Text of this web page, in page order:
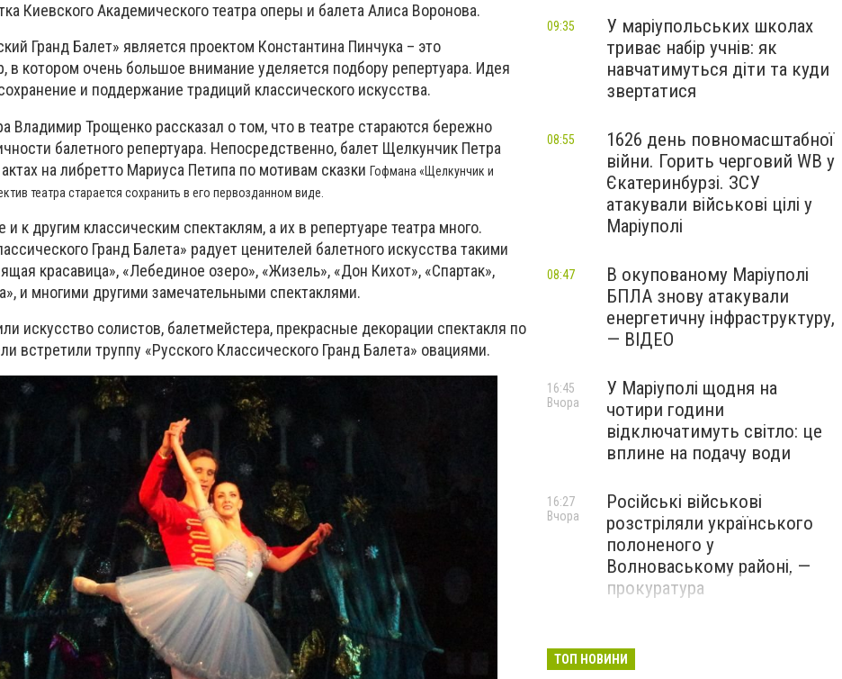
Киевского Академического театра оперы и балета Алиса Воронова.
Гранд Балет» является проектом Константина Пинчука – это
в котором очень большое внимание уделяется подбору репертуара. Идея
и поддержание традиций классического искусства.
Владимир Трощенко рассказал о том, что в театре стараются бережно
балетного репертуара. Непосредственно, балет Щелкунчик Петра
на либретто Мариуса Петипа по мотивам сказки Гофмана «Щелкунчик и
театра старается сохранить в его первозданном виде.
к другим классическим спектаклям, а их в репертуаре театра много.
Гранд Балета» радует ценителей балетного искусства такими
красавица», «Лебединое озеро», «Жизель», «Дон Кихот», «Спартак»,
и многими другими замечательными спектаклями.
искусство солистов, балетмейстера, прекрасные декорации спектакля по
встретили труппу «Русского Классического Гранд Балета» овациями.
У маріупольських школах
триває набір учнів: як
навчатимуться діти та куди
звертатися
09:35
1626 день повномасштабної
війни. Горить черговий WB у
Єкатеринбурзі. ЗСУ
атакували військові цілі у
Маріуполі
08:55
В окупованому Маріуполі
БПЛА знову атакували
енергетичну інфраструктуру,
— ВІДЕО
08:47
У Маріуполі щодня на
чотири години
відключатимуть світло: це
вплине на подачу води
16:45
Вчора
Російські військові
розстріляли українського
полоненого у
Волноваському районі, —
прокуратура
16:27
Вчора
адміністрація оскаржує
Вчора
ТОП НОВИНИ